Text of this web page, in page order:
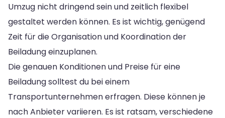
Umzug nicht dringend sein und zeitlich flexibel
gestaltet werden können. Es ist wichtig, genügend
Zeit für die Organisation und Koordination der
Beiladung einzuplanen.
Die genauen Konditionen und Preise für eine
Beiladung solltest du bei einem
Transportunternehmen erfragen. Diese können je
nach Anbieter variieren. Es ist ratsam, verschiedene